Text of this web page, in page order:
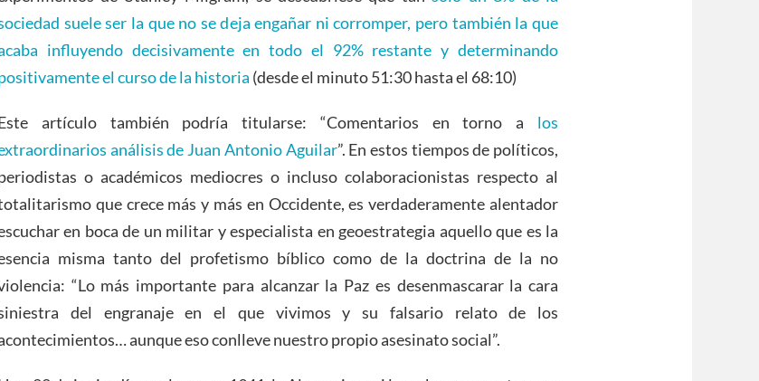
suele ser la que no se deja engañar ni corromper, pero también la que
influyendo decisivamente en todo el 92% restante y determinando
el curso de la historia (desde el minuto 51:30 hasta el 68:10)
artículo también podría titularse: “Comentarios en torno a los
análisis de Juan Antonio Aguilar”. En estos tiempos de políticos,
o académicos mediocres o incluso colaboracionistas respecto al
que crece más y más en Occidente, es verdaderamente alentador
en boca de un militar y especialista en geoestrategia aquello que es la
misma tanto del profetismo bíblico como de la doctrina de la no
“Lo más importante para alcanzar la Paz es desenmascarar la cara
del engranaje en el que vivimos y su falsario relato de los
aunque eso conlleve nuestro propio asesinato social”.